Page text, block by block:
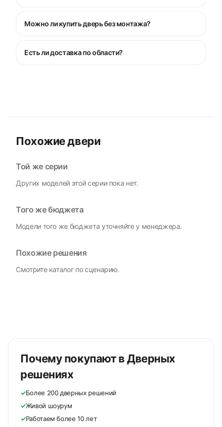
Можно ли купить дверь без монтажа?
Есть ли доставка по области?
Похожие двери
Той же серии
Других моделей этой серии пока нет.
Того же бюджета
Модели того же бюджета уточняйте у менеджера.
Похожие решения
Смотрите каталог по сценарию.
Почему покупают в Дверных
решениях
✓Более 200 дверных решений
✓Живой шоурум
✓Работаем более 10 лет